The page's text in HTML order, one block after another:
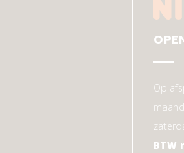
Op
BTW